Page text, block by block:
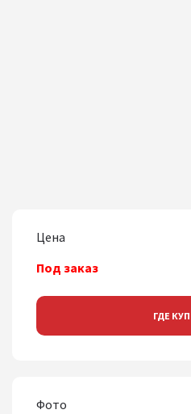
Цена
Под заказ
ГДЕ
Фото